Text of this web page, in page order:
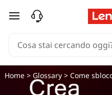
passa a contenuto
Home> Glossary> Come